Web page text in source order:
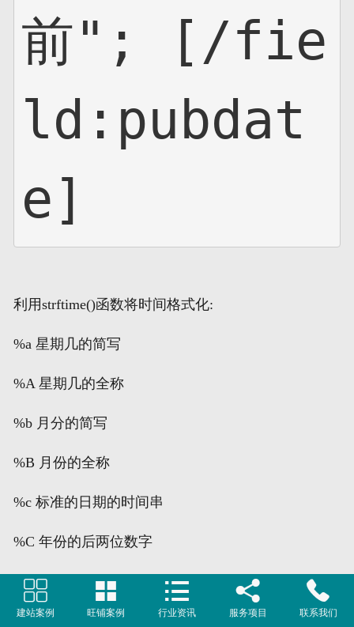
前"; [/fie
ld:pubdat
e]
利用strftime()函数将时间格式化:
%a 星期几的简写
%A 星期几的全称
%b 月分的简写
%B 月份的全称
%c 标准的日期的时间串
%C 年份的后两位数字
%d 十进制表示的每月的第几天
%D 月/天/年

建站案例

旺铺案例

行业资讯

服务项目

联系我们